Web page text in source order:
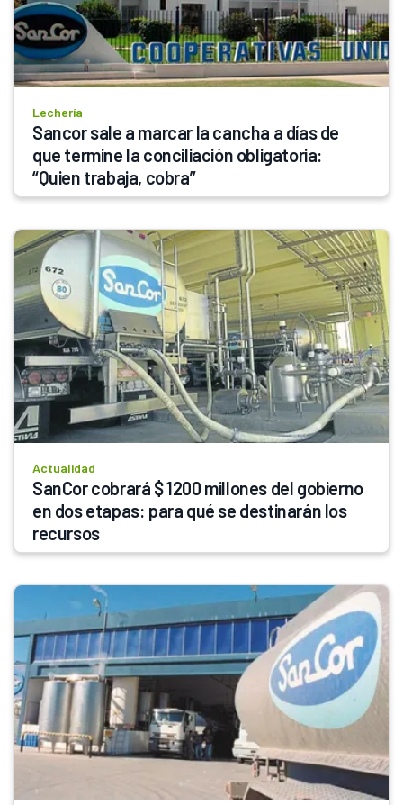
Lechería
Sancor sale a marcar la cancha a días de
que termine la conciliación obligatoria:
“Quien trabaja, cobra”
Actualidad
SanCor cobrará $ 1200 millones del gobierno
en dos etapas: para qué se destinarán los
recursos